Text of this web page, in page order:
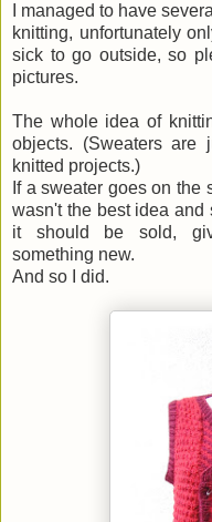
I managed to have
knitting, unfortunately
sick to go outside, so
pictures.
The whole idea of
objects. (Sweaters are
knitted projects.)
If a sweater goes on the
wasn't the best idea
it should be sold,
something new.
And so I did.